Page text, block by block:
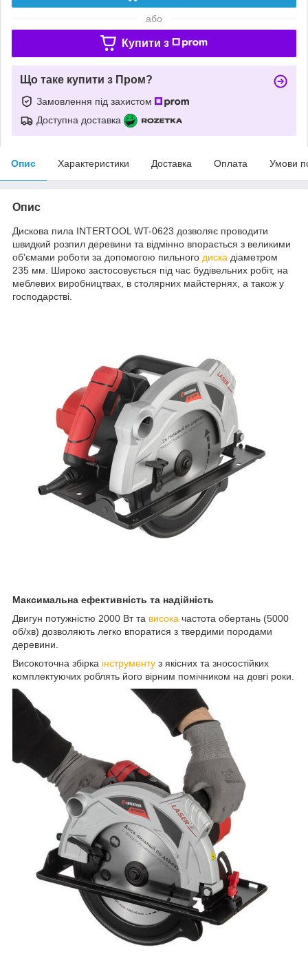
або
Купити з
Що таке купити з Пром?
Замовлення під захистом
Доступна доставка
Опис Характеристики Доставка Оплата Умови
Опис
Дискова пила INTERTOOL WT-0623 дозволяє проводити
швидкий розпил деревини та відмінно впорається з великими
об'ємами роботи за допомогою пильного диска діаметром
235 мм. Широко застосовується під час будівельних робіт, на
меблевих виробництвах, в столярних майстернях, а також у
господарстві.
Максимальна ефективність та надійність
Двигун потужністю 2000 Вт та висока частота обертань (5000
об/хв) дозволяють легко впоратися з твердими породами
деревини
Високоточна збірка інструменту з якісних та зносостійких
комплектуючих роблять його вірним помічником на довгі роки